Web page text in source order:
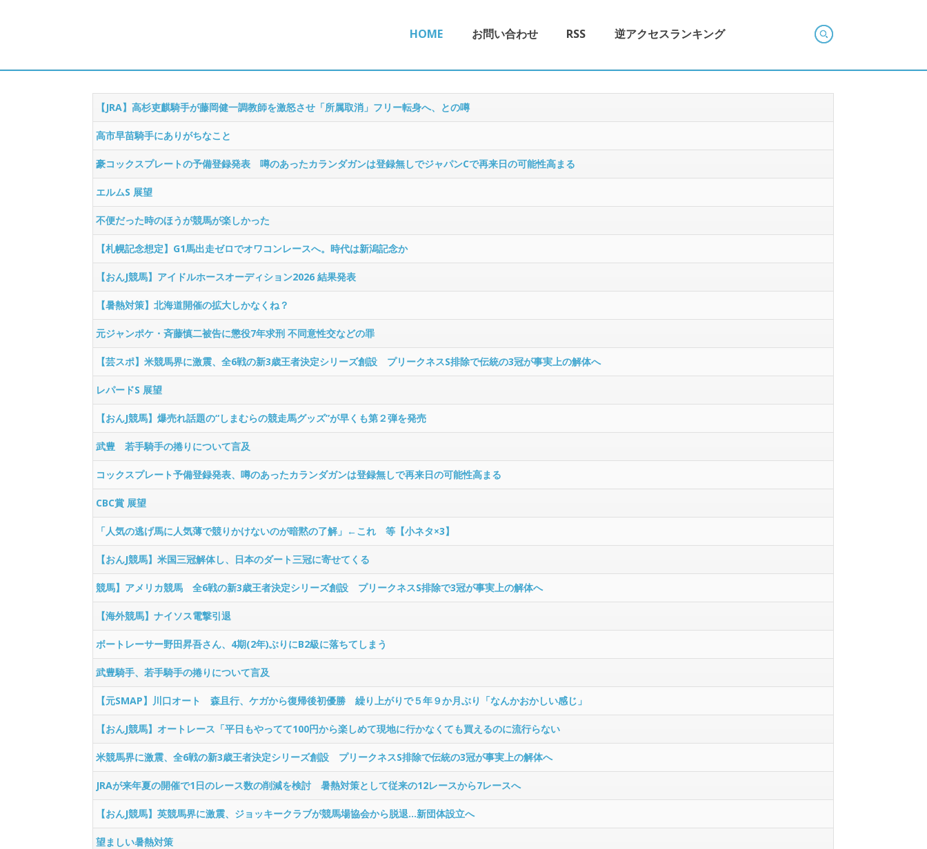
HOME お問い合わせ RSS 逆アクセスランキング
【JRA】高杉吏麒騎手が藤岡健一調教師を激怒させ「所属取消」フリー転身へ、との噂
高市早苗騎手にありがちなこと
豪コックスプレートの予備登録発表 噂のあったカランダガンは登録無しでジャパンCで再来日の可能性高まる
エルムS 展望
不便だった時のほうが競馬が楽しかった
【札幌記念想定】G1馬出走ゼロでオワコンレースへ。時代は新潟記念か
【おんJ競馬】アイドルホースオーディション2026 結果発表
【暑熱対策】北海道開催の拡大しかなくね？
元ジャンポケ・斉藤慎二被告に懲役7年求刑 不同意性交などの罪
【芸スポ】米競馬界に激震、全6戦の新3歳王者決定シリーズ創設 プリークネスS排除で伝統の3冠が事実上の解体へ
レパードS 展望
【おんJ競馬】爆売れ話題の“しまむらの競走馬グッズ”が早くも第２弾を発売
武豊 若手騎手の捲りについて言及
コックスプレート予備登録発表、噂のあったカランダガンは登録無しで再来日の可能性高まる
CBC賞 展望
「人気の逃げ馬に人気薄で競りかけないのが暗黙の了解」←これ 等【小ネタ×3】
【おんJ競馬】米国三冠解体し、日本のダート三冠に寄せてくる
競馬】アメリカ競馬 全6戦の新3歳王者決定シリーズ創設 プリークネスS排除で3冠が事実上の解体へ
【海外競馬】ナイソス電撃引退
ボートレーサー野田昇吾さん、4期(2年)ぶりにB2級に落ちてしまう
武豊騎手、若手騎手の捲りについて言及
【元SMAP】川口オート 森且行、ケガから復帰後初優勝 繰り上がりで５年９か月ぶり「なんかおかしい感じ」
【おんJ競馬】オートレース「平日もやってて100円から楽しめて現地に行かなくても買えるのに流行らない
米競馬界に激震、全6戦の新3歳王者決定シリーズ創設 プリークネスS排除で伝統の3冠が事実上の解体へ
JRAが来年夏の開催で1日のレース数の削減を検討 暑熱対策として従来の12レースから7レースへ
【おんJ競馬】英競馬界に激震、ジョッキークラブが競馬場協会から脱退…新団体設立へ
望ましい暑熱対策